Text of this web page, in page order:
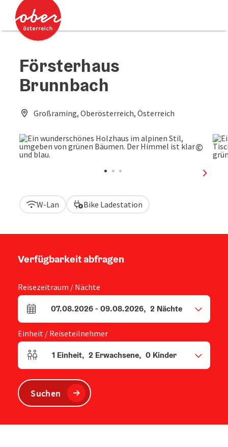
Zum Inhalt
Zum Seitenanfang
Försterhaus
Brunnbach
Großraming, Oberösterreich, Österreich
©
W-Lan Bike Ladestation
Verfügbarkeit abfragen
Reisezeitraum / Nächte
An- und Abreisefelder
07.08.2026- 09.08.2026, 2 Nächte
Einheit / Reiseteilnehmer
Einheitenanzahl und Personenfelder
1 Einheit, 2 Erwachsene, 0 Kinder
Suchen